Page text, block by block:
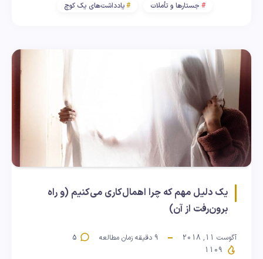
جستارها و تأملات یادداشت‌های یک کوچ
یک دلیل مهم که چرا اهمال‌کاری می‌کنیم (و راه
برون‌رفت از آن)
آگوست 11, 2018 9 دقیقه زمان مطالعه
5